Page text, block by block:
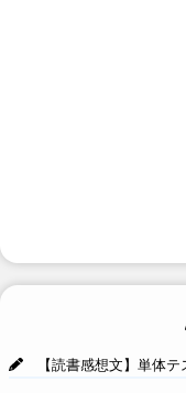
【読書感想文】単体